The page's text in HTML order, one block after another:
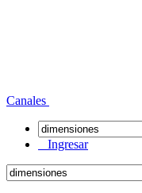
Canales
Ingresar